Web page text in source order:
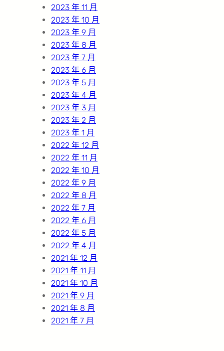
2023 年 11 月
2023 年 10 月
2023 年 9 月
2023 年 8 月
2023 年 7 月
2023 年 6 月
2023 年 5 月
2023 年 4 月
2023 年 3 月
2023 年 2 月
2023 年 1 月
2022 年 12 月
2022 年 11 月
2022 年 10 月
2022 年 9 月
2022 年 8 月
2022 年 7 月
2022 年 6 月
2022 年 5 月
2022 年 4 月
2021 年 12 月
2021 年 11 月
2021 年 10 月
2021 年 9 月
2021 年 8 月
2021 年 7 月